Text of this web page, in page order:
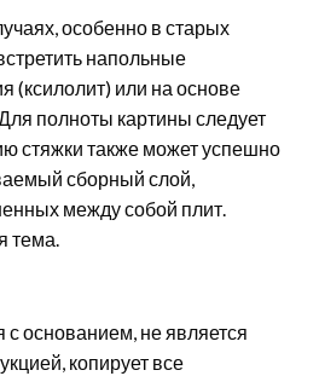
особенно в старых
напольные
(ксилолит) или на основе
полноты картины следует
стяжки также может успешно
сборный слой,
между собой плит.
тема.
основанием, не является
копирует все